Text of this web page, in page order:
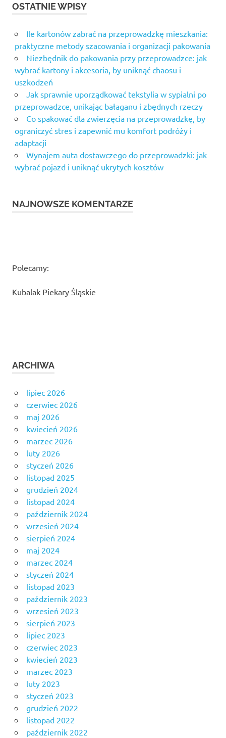
OSTATNIE WPISY
Ile kartonów zabrać na przeprowadzkę mieszkania:
praktyczne metody szacowania i organizacji pakowania
Niezbędnik do pakowania przy przeprowadzce: jak
wybrać kartony i akcesoria, by uniknąć chaosu i
uszkodzeń
Jak sprawnie uporządkować tekstylia w sypialni po
przeprowadzce, unikając bałaganu i zbędnych rzeczy
Co spakować dla zwierzęcia na przeprowadzkę, by
ograniczyć stres i zapewnić mu komfort podróży i
adaptacji
Wynajem auta dostawczego do przeprowadzki: jak
wybrać pojazd i uniknąć ukrytych kosztów
NAJNOWSZE KOMENTARZE
Polecamy:
Kubalak Piekary Śląskie
ARCHIWA
lipiec 2026
czerwiec 2026
maj 2026
kwiecień 2026
marzec 2026
luty 2026
styczeń 2026
listopad 2025
grudzień 2024
listopad 2024
październik 2024
wrzesień 2024
sierpień 2024
maj 2024
marzec 2024
styczeń 2024
listopad 2023
październik 2023
wrzesień 2023
sierpień 2023
lipiec 2023
czerwiec 2023
kwiecień 2023
marzec 2023
luty 2023
styczeń 2023
grudzień 2022
listopad 2022
październik 2022